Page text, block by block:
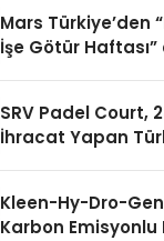
Mars Türkiye’den
İşe Götür Haftası”
SRV Padel Court,
İhracat Yapan
Kleen-Hy-Dro-Gen
Karbon Emisyonlu